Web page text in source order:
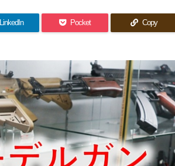
LinkedIn Pocket Copy